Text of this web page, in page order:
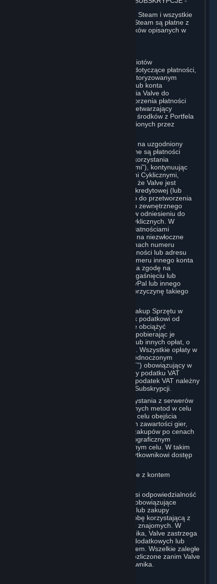
Wszystkie opłaty ponoszone w serwisie Steam i wszystkie
zakupy dokonane za pomocą Portfela Steam są płatne z
góry i ostateczne, z wyjątkiem przypadków opisanych w
Przekazując Valve lub jednemu z podmiotów
przetwarzających płatności informacje dotyczące płatności,
Użytkownik oświadcza Valve, że jest autoryzowanym
użytkownikiem karty, kodu PIN, klucza lub konta
powiązanego z tą płatnością i upoważnia Valve do
obciążenia karty kredytowej lub przetworzenia płatności
przez wybrany zewnętrzny podmiot przetwarzający
płatności w odniesieniu do Subskrypcji, środków z Portfela
Steam, Sprzętu lub innych opłat poniesionych przez
W przypadku subskrypcji zamawianych na uzgodniony
okres użytkowania, za które dokonywane są płatności
cykliczne z tytułu możliwości dalszego korzystania
(„Subskrypcje z Płatnościami Cyklicznymi”), kontynuując
korzystanie z Subskrypcji z Płatnościami Cyklicznymi,
Użytkownik wyraża zgodę i potwierdza, że Valve jest
upoważniona do obciążenia jego karty kredytowej (lub
Portfela Steam, jeśli został zasilony) lub do przetworzenia
płatności za pomocą dowolnego innego zewnętrznego
podmiotu przetwarzającego płatności, w odniesieniu do
wszelkich stosownych kwot płatności cyklicznych. W
przypadku zamówienia Subskrypcji z Płatnościami
Cyklicznymi, Użytkownik wyraża zgodę na niezwłoczne
powiadomienie Valve o wszelkich zmianach numeru
rachunku karty kredytowej, daty jej ważności lub adresu
rozliczeniowego, konta PayPal bądź numeru innego konta
płatniczego. Użytkownik ponadto wyraża zgodę na
niezwłoczne powiadomienie Valve o wygaśnięciu lub
anulowaniu karty kredytowej, konta PayPal lub innego
rachunku płatniczego bez względu na przyczynę takiego
Jeśli korzystanie z serwisu Steam lub zakup Sprzętu w
serwisie Steam podlega jakiemukolwiek podatkowi od
użytkowania lub sprzedaży, Valve może obciążyć
Użytkownika również takimi podatkami pobierając je
dodatkowo w stosunku do Subskrypcji lub innych opłat, o
których mowa w Zasadach Korzystania. Wszystkie opłaty w
serwisie Steam w Unii Europejskiej i Zjednoczonym
Królestwie obejmują podatek VAT („VAT”) obowiązujący w
UE lub Zjednoczonym Królestwie. Kwoty podatku VAT
pobierane przez Valve odzwierciedlają podatek VAT należny
od wartości Treści i Usług, Sprzętu lub Subskrypcji.
Użytkownik zobowiązuje się do niekorzystania z serwerów
proxy dla maskowania adresu IP lub innych metod w celu
ukrycia miejsca zamieszkania, czy to w celu obejścia
ograniczeń geograficznych dotyczących zawartości gier,
składania zamówień lub dokonywania zakupów po cenach
innych niż obowiązujące w regionie geograficznym
Użytkownika, czy też w jakimkolwiek innym celu. W takim
przypadku Valve może zablokować Użytkownikowi dostęp
B. Odpowiedzialność za opłaty związane z kontem
Użytkownik jako posiadacz Konta ponosi odpowiedzialność
za wszelkie naliczone opłaty, w tym za obowiązujące
podatki, oraz za wszystkie zamówienia lub zakupy
dokonane przez siebie lub dowolną osobę korzystającą z
jego Konta, w tym członków rodziny lub znajomych. W
przypadku anulowania Konta Użytkownika, Valve zastrzega
sobie prawo do naliczenia opłat, opłat dodatkowych lub
kosztów poniesionych przed anulowaniem. Wszelkie zaległe
lub nieopłacone Konta muszą zostać rozliczone zanim Valve
zezwoli na ponowną rejestrację Użytkownika.